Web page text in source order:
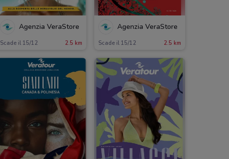
Agenzia VeraStore
Scade il 15/12 2.5 km
Agenzia VeraStore
Scade il 15/12 2.5 km